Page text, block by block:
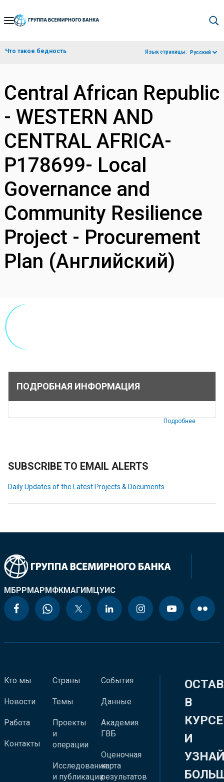
Skip
Navigation
Что такое бедность Язык страницы: Русский
Central African Republic
- WESTERN AND
CENTRAL AFRICA-
P178699- Local
Governance and
Community Resilience
Project - Procurement
Plan (Английский)
ПОДРОБНАЯ ИНФОРМАЦИЯ
Подробнее
SUBSCRIBE TO EMAIL ALERTS
Daily Updates of the Latest Projects & Documents
МБРРМАРМФКМАГИМЦУИС
Кто мы
Новости
Работа
Контакты
Страны
Темы
Проекты
и
операции
Исследования
и публикации
События
Данные
Академия
ГВБ
Оценочная
карта
результатов
В
КУРСЕ
И